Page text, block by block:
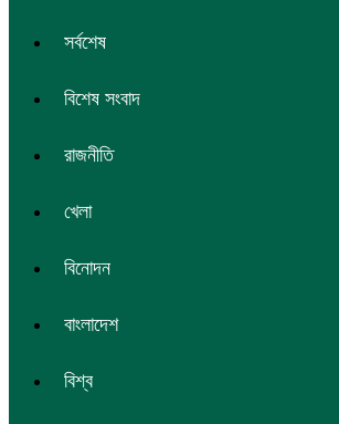
সর্বশেষ
বিশেষ সংবাদ
রাজনীতি
খেলা
বিনোদন
বাংলাদেশ
বিশ্ব